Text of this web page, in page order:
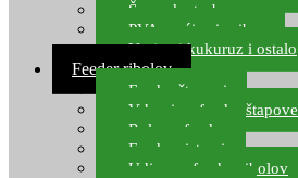
Šaranske torbe
PVA vrećice i pribor
Umjetni kukuruz i ostalo
Feeder ribolov
Feeder štapovi
Vrhovi za feeder štapove
Role za feeder
Feeder sistemi
Udice za feeder ribolov